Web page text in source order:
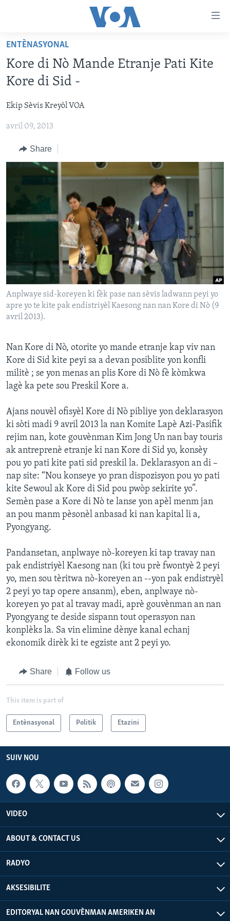
Skip
main
content
to
Navigation
Search
LÈZETAZINI
ENTÈNASYONAL
VIDEO
FLASHPOINT IKRÈN
Learning English
ENTÈNASYONAL
Kore di Nò Mande Etranje Pati Kite
Kore di Sid -
Ekip Sèvis Kreyòl VOA
avril 09, 2013
Share
Anplwaye sid-koreyen ki fèk pase nan sèvis ladwann peyi yo
apre yo te kite pak endistriyèl Kaesong nan nan Kore di Nò (9
avril 2013).
Nan Kore di Nò, otorite yo mande etranje kap viv nan
Kore di Sid kite peyi sa a devan posiblite yon konfli
militè ; se yon menas an plis Kore di Nò fè kòmkwa
lagè ka pete sou Preskil Kore a.
Ajans nouvèl ofisyèl Kore di Nò pibliye yon deklarasyon
ki sòti madi 9 avril 2013 la nan Komite Lapè Azi-Pasifik
rejim nan, kote gouvènman Kim Jong Un nan bay touris
ak antreprenè etranje ki nan Kore di Sid yo, konsèy
pou yo pati kite pati sid preskil la. Deklarasyon an di –
nap site: “Nou konseye yo pran dispozisyon pou yo pati
kite Sewoul ak Kore di Sid pou pwòp sekirite yo”.
Semèn pase a Kore di Nò te lanse yon apèl menm jan
an pou manm pèsonèl anbasad ki nan kapital li a,
Pyongyang.
Pandansetan, anplwaye nò-koreyen ki tap travay nan
pak endistriyèl Kaesong nan (ki tou prè fwontyè 2 peyi
yo, men sou tèritwa nò-koreyen an --yon pak endistryèl
2 peyi yo tap opere ansanm), eben, anplwaye nò-
koreyen yo pat al travay madi, aprè gouvènman an nan
Pyongyang te deside sispann tout operasyon nan
konplèks la. Sa vin elimine dènye kanal echanj
ekonomik dirèk ki te egziste ant 2 peyi yo.
Share Follow us
This item is part of
Entènasyonal Politik Etazini
SUIV NOU
VIDEO
ABOUT & CONTACT US
RADYO
AKSESIBILITE
EDITORYAL NAN GOUVÈNMAN AMERIKEN AN